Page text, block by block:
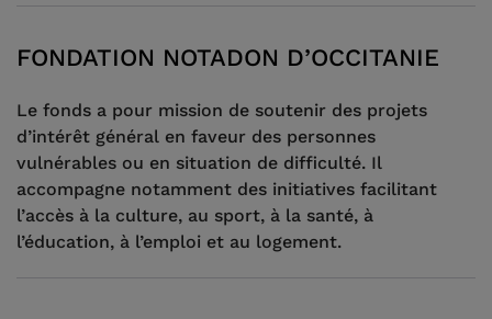
FONDATION NOTADON D’OCCITANIE
Le fonds a pour mission de soutenir des projets
d’intérêt général en faveur des personnes
vulnérables ou en situation de difficulté. Il
accompagne notamment des initiatives facilitant
l’accès à la culture, au sport, à la santé, à
l’éducation, à l’emploi et au logement.